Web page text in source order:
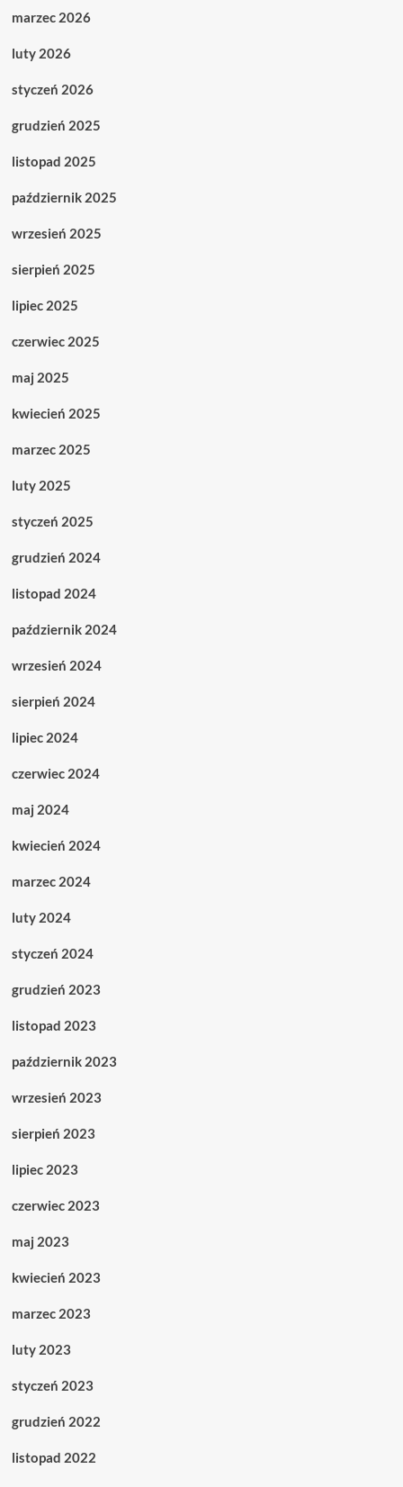
marzec 2026
luty 2026
styczeń 2026
grudzień 2025
listopad 2025
październik 2025
wrzesień 2025
sierpień 2025
lipiec 2025
czerwiec 2025
maj 2025
kwiecień 2025
marzec 2025
luty 2025
styczeń 2025
grudzień 2024
listopad 2024
październik 2024
wrzesień 2024
sierpień 2024
lipiec 2024
czerwiec 2024
maj 2024
kwiecień 2024
marzec 2024
luty 2024
styczeń 2024
grudzień 2023
listopad 2023
październik 2023
wrzesień 2023
sierpień 2023
lipiec 2023
czerwiec 2023
maj 2023
kwiecień 2023
marzec 2023
luty 2023
styczeń 2023
grudzień 2022
listopad 2022